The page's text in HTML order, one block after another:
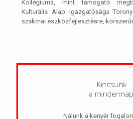
Kollégiuma, mint támogató
Kulturális Alap Igazgatósága
szakmai eszközfejlesztésre,
Kincsünk
a
Nálunk a kenyér